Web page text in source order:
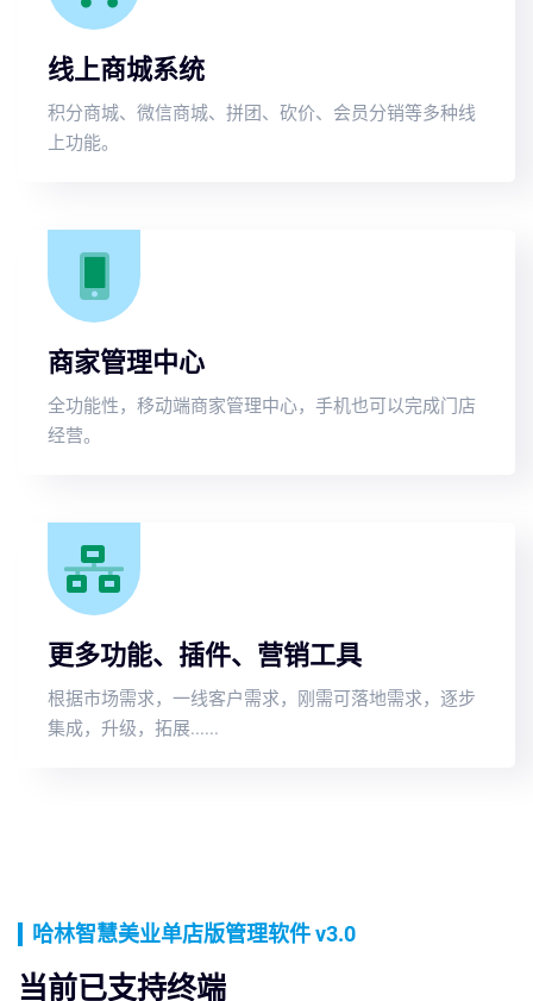
线上商城系统
积分商城、微信商城、拼团、砍价、会员分销等多种线
上功能。
商家管理中心
全功能性，移动端商家管理中心，手机也可以完成门店
经营。
更多功能、插件、营销工具
根据市场需求，一线客户需求，刚需可落地需求，逐步
集成，升级，拓展......
哈林智慧美业单店版管理软件 v3.0
当前已支持终端